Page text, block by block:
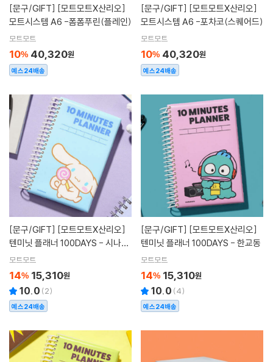
[문구/GIFT]
모트시스템 A6 -폼폼푸린(플레인)
모트모트
10% 40,320원
예스24배송
[문구/GIFT]
모트시스템 A6 -포차코(스퀘어드)
모트모트
10% 40,320원
예스24배송
[문구/GIFT]
텐미닛 플래너 100DAYS - 시나모
롤
모트모트
14% 15,310원
10.0 (2)
예스24배송
[문구/GIFT]
텐미닛 플래너 100DAYS - 한교동
모트모트
14% 15,310원
10.0 (4)
예스24배송